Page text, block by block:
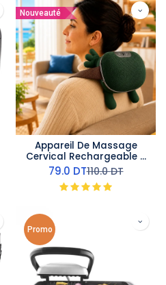
Nouveauté
Appareil De Massage
Cervical Rechargeable -
10 W Vert
79.0 DT110.0DT
Promo